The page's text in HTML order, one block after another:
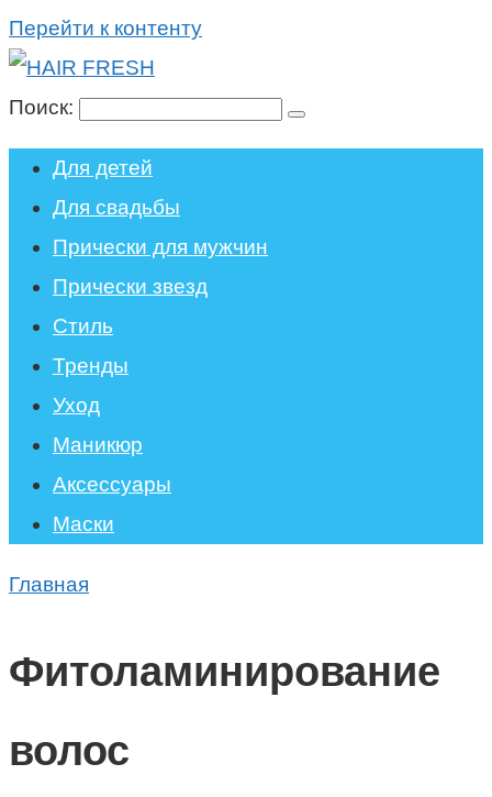
Перейти к контенту
Поиск:
Для детей
Для свадьбы
Прически для мужчин
Прически звезд
Стиль
Тренды
Уход
Маникюр
Аксессуары
Маски
Главная
Фитоламинирование
волос